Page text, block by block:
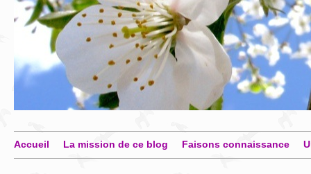
Accueil La mission de ce blog Faisons connaissance